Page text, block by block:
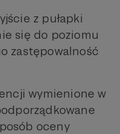
z pułapki
się do poziomu
zastępowalność
wymienione w
oceny